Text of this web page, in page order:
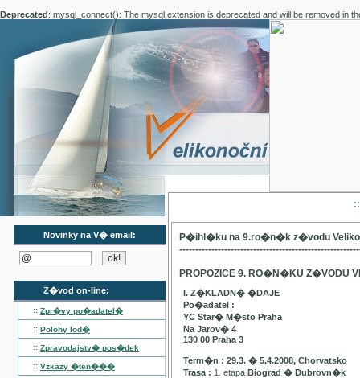
Deprecated: mysql_connect(): The mysql extension is deprecated and will be removed in
Novinky na V� email:
Z�vod on-line:
:: Zpr�vy po�adatel�
:: Polohy lod�
:: Zpravodajstv� pos�dek
:: Vzkazy �ten���
P�ihl�ku na 9.ro�n�k z�vodu
PROPOZICE 9. RO�N�KU Z�VODU
I. Z�KLADN� �DAJE
Po�adatel :
YC Star� M�sto Praha
Na Jarov� 4
130 00 Praha 3
Term�n : 29.3. � 5.4.2008, Chorvatsko
Trasa : 1. etapa Biograd � Dubrovn�k